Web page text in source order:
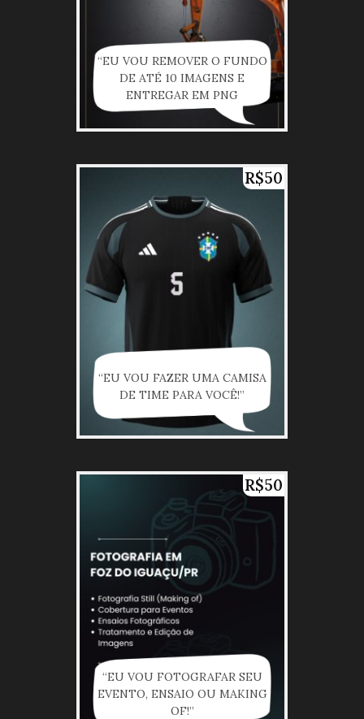
“EU VOU REMOVER O FUNDO
DE ATÉ 10 IMAGENS E
ENTREGAR EM PNG
PROFISSIONAL”
R$50
“EU VOU FAZER UMA CAMISA
DE TIME PARA VOCÊ!”
R$50
“EU VOU FOTOGRAFAR SEU
EVENTO, ENSAIO OU MAKING
OF!”